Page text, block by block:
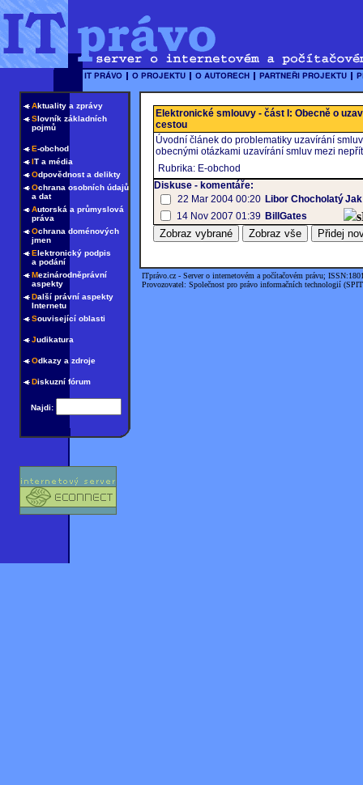
Aktuality a zprávy
Slovník základních
pojmů
E-obchod
IT a média
Odpovědnost a delikty
Ochrana osobních údajů
a dat
Autorská a průmyslová
práva
Ochrana doménových
jmen
Elektronický podpis
a podání
Mezinárodněprávní
aspekty
Další právní aspekty
Internetu
Související oblasti
Judikatura
Odkazy a zdroje
Diskuzní fórum
Najdi:
Elektronické smlouvy - část I: Obecně o
cestou
Úvodní článek do problematiky uzavírání
obecnými otázkami uzavírání smluv mezi
Rubrika: E-obchod
Diskuse - komentáře:
22 Mar 2004 00:20 Libor Chocholatý
14 Nov 2007 01:39 BillGates
ITprávo.cz - Server o internetovém a počítačovém právu;
Provozovatel: Společnost pro právo informačních technologií